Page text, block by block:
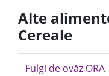
Alte
Cereale
Fulgi de ovăz ORA